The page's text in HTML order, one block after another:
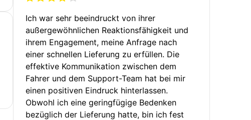
Ich war sehr beeindruckt von ihrer
außergewöhnlichen Reaktionsfähigkeit und
ihrem Engagement, meine Anfrage nach
einer schnellen Lieferung zu erfüllen. Die
effektive Kommunikation zwischen dem
Fahrer und dem Support-Team hat bei mir
einen positiven Eindruck hinterlassen.
Obwohl ich eine geringfügige Bedenken
bezüglich der Lieferung hatte, bin ich fest